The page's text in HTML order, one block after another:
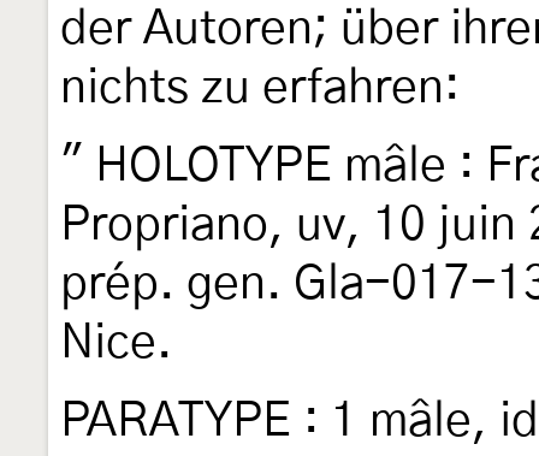
der Autoren; über
nichts zu erfahren:
" HOLOTYPE mâle :
Propriano, uv, 10 juin
prép. gen. Gla-017-
Nice.
PARATYPE : 1 mâle,